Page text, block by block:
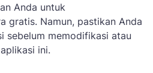
Anda untuk
gratis. Namun, pastikan Anda
sebelum memodifikasi atau
ini.